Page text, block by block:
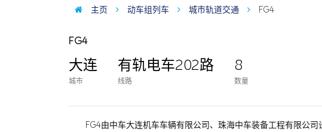
主页 动车组列车 城市轨道交通 FG4
FG4
大连
城市
有轨电车202路
线路
8
数量
FG4由中车大连机车车辆有限公司、珠海中车装备工程有限公